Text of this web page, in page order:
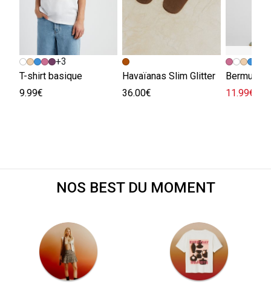
+3
T-shirt basique
9.99€
Havaïanas Slim Glitter
36.00€
Bermuda
11.99€
NOS BEST DU MOMENT